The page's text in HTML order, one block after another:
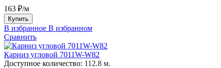
163 ₽/м
Купить
В избранное В избранном
Сравнить
Карниз угловой 7011W-W82
Доступное количество: 112.8 м.